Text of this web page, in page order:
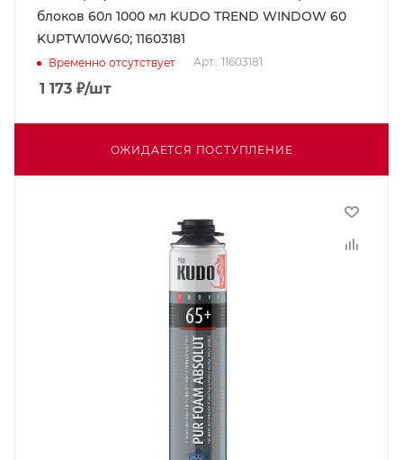
блоков 60л 1000 мл KUDO TREND WINDOW 60
KUPTW10W60; 11603181
Временно отсутствует Арт.: 11603181
1 173 ₽/шт
ОЖИДАЕТСЯ ПОСТУПЛЕНИЕ